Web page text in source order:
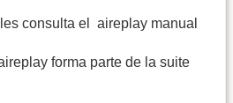
consulta el aireplay manual
forma parte de la suite